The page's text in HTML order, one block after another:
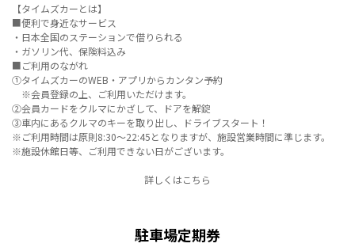
【タイムズカーとは】
■便利で身近なサービス
・日本全国のステーションで借りられる
・ガソリン代、保険料込み
■ご利用のながれ
①タイムズカーのWEB・アプリからカンタン予約
※会員登録の上、ご利用いただけます。
②会員カードをクルマにかざして、ドアを解錠
③車内にあるクルマのキーを取り出し、ドライブスタート！
※ご利用時間は原則8:30～22:45となりますが、施設営業時間に準じます。
※施設休館日等、ご利用できない日がございます。
詳しくはこちら
駐車場定期券